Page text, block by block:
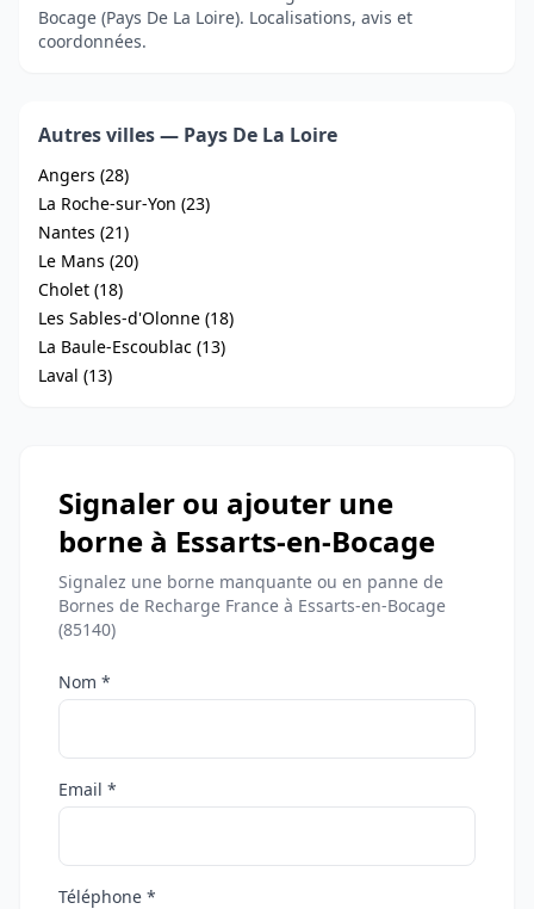
Bocage (Pays De La Loire). Localisations, avis et
coordonnées.
Autres villes — Pays De La Loire
Angers (28)
La Roche-sur-Yon (23)
Nantes (21)
Le Mans (20)
Cholet (18)
Les Sables-d'Olonne (18)
La Baule-Escoublac (13)
Laval (13)
Signaler ou ajouter une
borne à Essarts-en-Bocage
Signalez une borne manquante ou en panne de
Bornes de Recharge France à Essarts-en-Bocage
(85140)
Nom *
Email *
Téléphone *